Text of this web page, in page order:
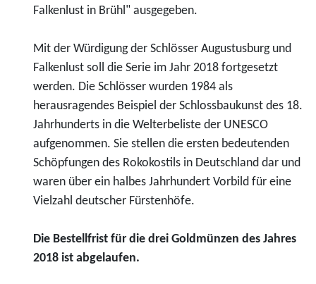
Falkenlust in Brühl" ausgegeben.
Mit der Würdigung der Schlösser Augustusburg und
Falkenlust soll die Serie im Jahr 2018 fortgesetzt
werden. Die Schlösser wurden 1984 als
herausragendes Beispiel der Schlossbaukunst des 18.
Jahrhunderts in die Welterbeliste der UNESCO
aufgenommen. Sie stellen die ersten bedeutenden
Schöpfungen des Rokokostils in Deutschland dar und
waren über ein halbes Jahrhundert Vorbild für eine
Vielzahl deutscher Fürstenhöfe.
Die Bestellfrist für die drei Goldmünzen des Jahres
2018 ist abgelaufen.